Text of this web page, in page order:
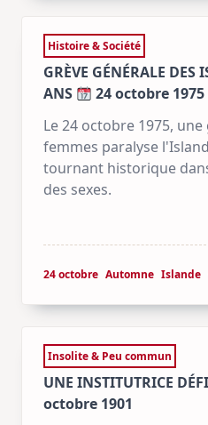
Histoire & Société
GRÈVE GÉNÉRALE DES
ANS
24 octobre 1975
Le 24 octobre 1975,
femmes paralyse
tournant historique
des sexes.
24 octobre Automne Islande
Insolite & Peu commun
UNE INSTITUTRICE
octobre 1901